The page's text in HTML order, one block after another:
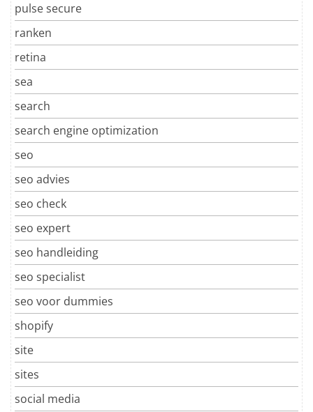
pulse secure
ranken
retina
sea
search
search engine optimization
seo
seo advies
seo check
seo expert
seo handleiding
seo specialist
seo voor dummies
shopify
site
sites
social media